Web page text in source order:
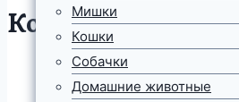
Мишки
Кошки
Собачки
Домашние животные
Колобок